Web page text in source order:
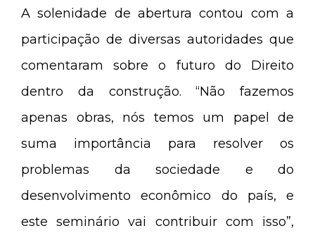
A solenidade de abertura contou com a
participação de diversas autoridades que
comentaram sobre o futuro do Direito
dentro da construção. “Não fazemos
apenas obras, nós temos um papel de
suma importância para resolver os
problemas da sociedade e do
desenvolvimento econômico do país, e
este seminário vai contribuir com isso”,